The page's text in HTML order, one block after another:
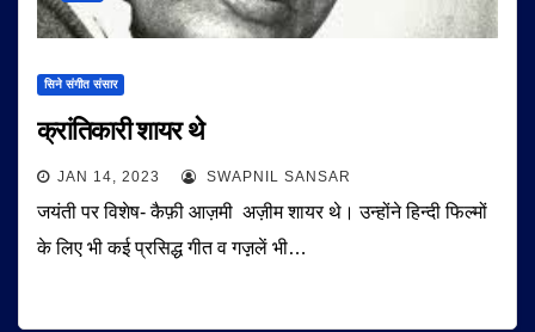
सिने संगीत संसार
क्रांतिकारी शायर थे
JAN 14, 2023 SWAPNIL SANSAR
जयंती पर विशेष- कैफ़ी आज़मी अज़ीम शायर थे। उन्होंने हिन्दी फिल्मों
के लिए भी कई प्रसिद्ध गीत व गज़़लें भी…